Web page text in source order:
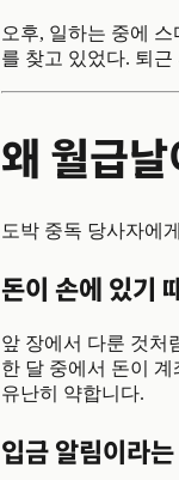
오후, 일하는 중에
를 찾고 있었다. 퇴
왜 월급
도박 중독 당사자에
돈이 손에 있기
앞 장에서 다룬 것처
한 달 중에서 돈이
유난히 약합니다.
입금 알림이라